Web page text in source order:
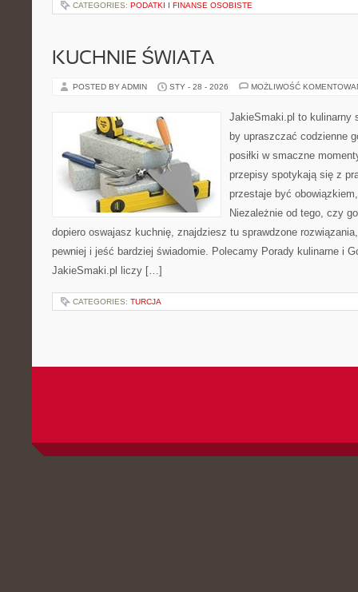
CATEGORIES: PODATKI I FINANSE OSOBISTE
KUCHNIE ŚWIATA
POSTED BY ADMIN STY - 28 - 2026 MOŻLIWOŚĆ
JakieSmaki.pl to kulinarny
by upraszczać codzienne
posiłki w smaczne
przepisy spotykają się z
przestaje być
Niezależnie od tego, czy
dopiero oswajasz kuchnię, znajdziesz tu sprawdzone
pewniej i jeść bardziej świadomie. Polecamy Porady kulinarne i
JakieSmaki.pl liczy […]
CATEGORIES: TURCJA